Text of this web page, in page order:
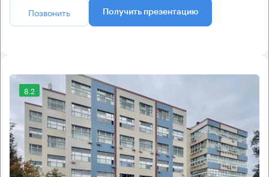
Позвонить Получить презентацию
8.2